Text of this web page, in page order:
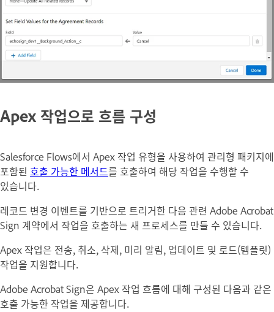
Apex 작업으로 흐름 구성
Salesforce Flows에서 Apex 작업 유형을 사용하여 관리형 패키지에
포함된 호출 가능한 메서드를 호출하여 해당 작업을 수행할 수
있습니다.
레코드 변경 이벤트를 기반으로 트리거한 다음 관련 Adobe Acrobat
Sign 계약에서 작업을 호출하는 새 프로세스를 만들 수 있습니다.
Apex 작업은 전송, 취소, 삭제, 미리 알림, 업데이트 및 로드(템플릿)
작업을 지원합니다.
Adobe Acrobat Sign은 Apex 작업 흐름에 대해 구성된 다음과 같은
호출 가능한 작업을 제공합니다.